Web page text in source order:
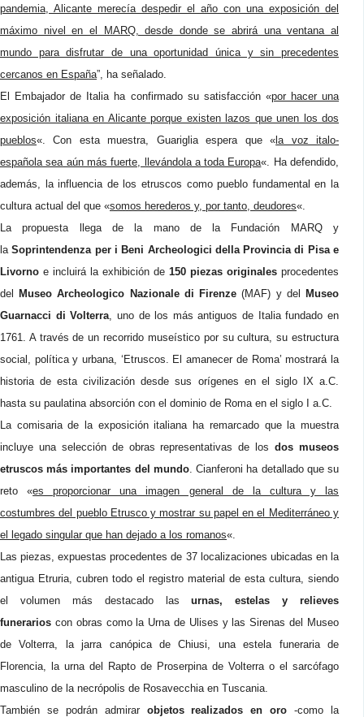
pandemia, Alicante merecía despedir el año con una exposición del
máximo nivel en el MARQ, desde donde se abrirá una ventana al
mundo para disfrutar de una oportunidad única y sin precedentes
cercanos en España”, ha señalado.
El Embajador de Italia ha confirmado su satisfacción «por hacer una
exposición italiana en Alicante porque existen lazos que unen los dos
pueblos«. Con esta muestra, Guariglia espera que « la voz italo-
española sea aún más fuerte, llevándola a toda Europa«. Ha defendido,
además, la influencia de los etruscos como pueblo fundamental en la
cultura actual del que «somos herederos y, por tanto, deudores«.
La propuesta llega de la mano de la Fundación MARQ y
laSoprintendenza per i Beni Archeologici della Provincia di Pisa e
Livorno e incluirá la exhibición de 150 piezas originales procedentes
del
Museo Archeologico Nazionale di Firenze (MAF) y del
Museo
Guarnacci di Volterra, uno de los más antiguos de Italia fundado en
1761. A través de un recorrido museístico por su cultura, su estructura
social, política y urbana, ‘Etruscos. El amanecer de Roma’ mostrará la
historia de esta civilización desde sus orígenes en el siglo IX a.C.
hasta su paulatina absorción con el dominio de Roma en el siglo I a.C.
La comisaria de la exposición italiana ha remarcado que la muestra
incluye una selección de obras representativas de losdos museos
etruscos más importantes del mundo. Cianferoni ha detallado que su
reto «es proporcionar una imagen general de la cultura y las
costumbres del pueblo Etrusco y mostrar su papel en el Mediterráneo y
el legado singular que han dejado a los romanos«.
Las piezas, expuestas procedentes de 37 localizaciones ubicadas en la
antigua Etruria, cubren todo el registro material de esta cultura, siendo
el volumen más destacado lasurnas, estelas y relieves
funerarios con obras como la Urna de Ulises y las Sirenas del Museo
de Volterra, la jarra canópica de Chiusi, una estela funeraria de
Florencia, la urna del Rapto de Proserpina de Volterra o el sarcófago
masculino de la necrópolis de Rosavecchia en Tuscania.
También se podrán admirar objetos realizados en oro -como la